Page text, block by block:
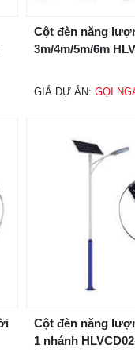
Cột đèn năng
3m/4m/5m/6m
GIÁ DỰ ÁN:GỌI
Cột đèn năng
1 nhánh